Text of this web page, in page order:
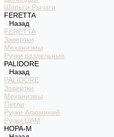
Шары и Рычаги
FERETTA
Назад
FERETTA
Завертки
Механизмы
Ручки раздельные
PALIDORE
Назад
PALIDORE
Завертки
Механизмы
Петли
Ручки Алюминий
Ручки ЦАМ
НОРА-М